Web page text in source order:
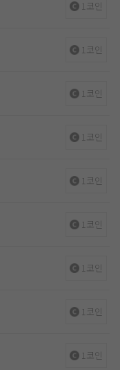
1코인
1코인
1코인
1코인
1코인
1코인
1코인
1코인
1코인